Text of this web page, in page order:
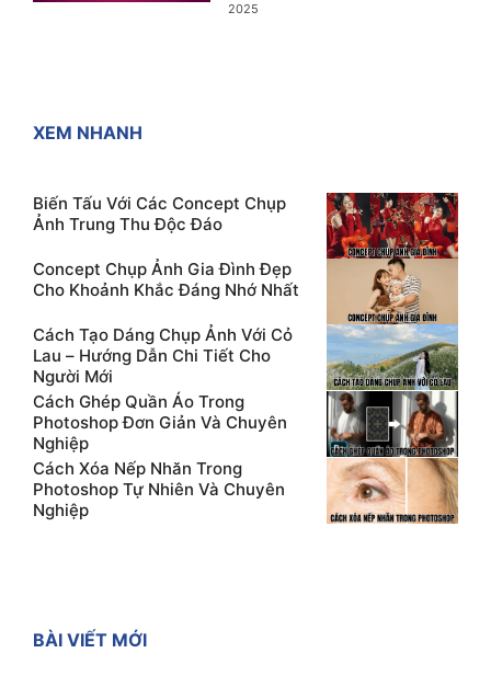
2025
XEM NHANH
Biến Tấu Với Các Concept Chụp
Ảnh Trung Thu Độc Đáo
Concept Chụp Ảnh Gia Đình Đẹp
Cho Khoảnh Khắc Đáng Nhớ Nhất
Cách Tạo Dáng Chụp Ảnh Với Cỏ
Lau – Hướng Dẫn Chi Tiết Cho
Người Mới
Cách Ghép Quần Áo Trong
Photoshop Đơn Giản Và Chuyên
Nghiệp
Cách Xóa Nếp Nhăn Trong
Photoshop Tự Nhiên Và Chuyên
Nghiệp
BÀI VIẾT MỚI